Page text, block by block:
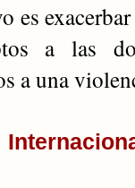
es
a las
a una